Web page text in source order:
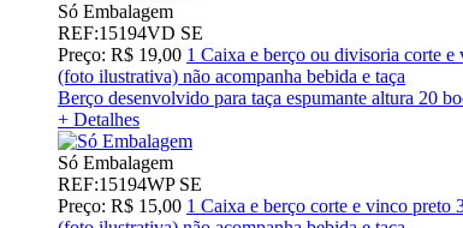
Só Embalagem
REF:15194VD SE
Preço: R$ 19,00 1 Caixa e berço ou divisoria corte e
(foto ilustrativa) não acompanha bebida e taça
Berço desenvolvido para taça espumante altura 20
+ Detalhes
Só Embalagem
REF:15194WP SE
Preço: R$ 15,00 1 Caixa e berço corte e vinco preto